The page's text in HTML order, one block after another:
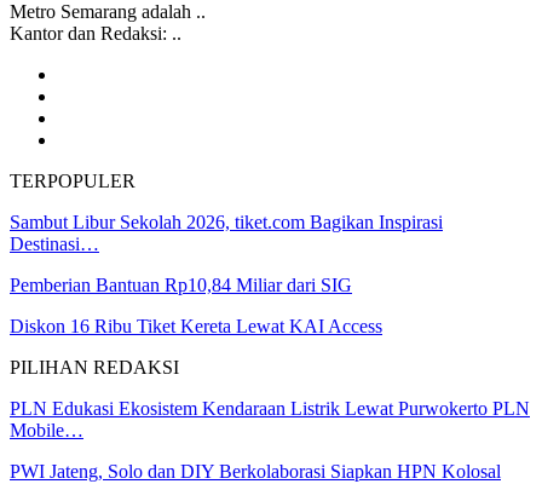
Metro Semarang adalah ..
Kantor dan Redaksi: ..
TERPOPULER
Sambut Libur Sekolah 2026, tiket.com Bagikan Inspirasi
Destinasi…
Pemberian Bantuan Rp10,84 Miliar dari SIG
Diskon 16 Ribu Tiket Kereta Lewat KAI Access
PILIHAN REDAKSI
PLN Edukasi Ekosistem Kendaraan Listrik Lewat Purwokerto PLN
Mobile…
PWI Jateng, Solo dan DIY Berkolaborasi Siapkan HPN Kolosal